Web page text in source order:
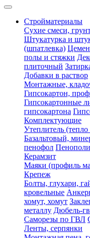
Стройматериалы
Сухие смеси,
Штукатурка и
(шпатлевка)
полы и стяжки
плиточный
Добавки в раствор
Монтажные,
Гипсокартон,
Гипсокартонные
гипсокартона
Комплектующие
Утеплитель (тепло
Базальтовый,
пенофол
Керамзит
Маяки (профиль
Крепеж
Болты, глухари,
кровельные
хомут, хомут
металлу Дюбель-
Саморезы по ГВЛ
Ленты, серпянки